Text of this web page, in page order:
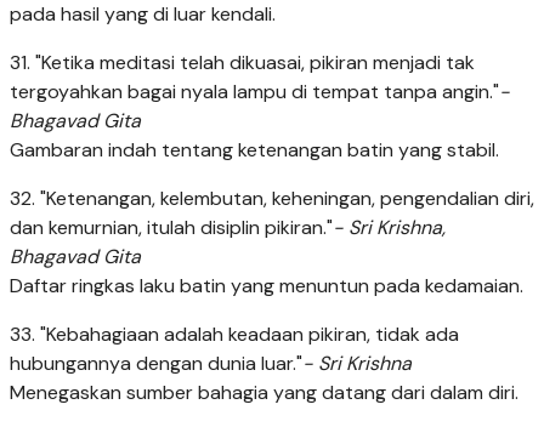
pada hasil yang di luar kendali.
31. "Ketika meditasi telah dikuasai, pikiran menjadi tak
tergoyahkan bagai nyala lampu di tempat tanpa angin."-
Bhagavad Gita
Gambaran indah tentang ketenangan batin yang stabil.
32. "Ketenangan, kelembutan, keheningan, pengendalian diri,
dan kemurnian, itulah disiplin pikiran."- Sri Krishna,
Bhagavad Gita
Daftar ringkas laku batin yang menuntun pada kedamaian.
33. "Kebahagiaan adalah keadaan pikiran, tidak ada
hubungannya dengan dunia luar."- Sri Krishna
Menegaskan sumber bahagia yang datang dari dalam diri.